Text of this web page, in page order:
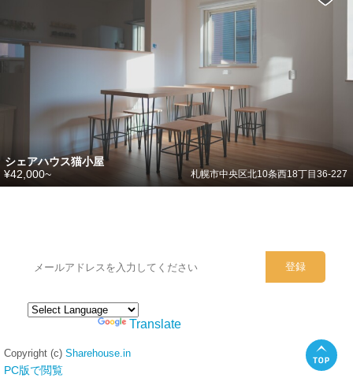
シェアハウス猫小屋
札幌市中央区北10条西18丁目36-227
¥42,000~
Translate
Copyright (c) Sharehouse.in
PC版で閲覧